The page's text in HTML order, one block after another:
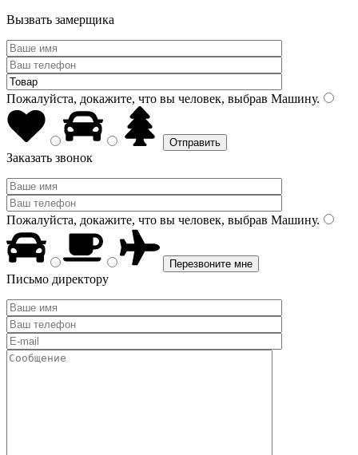
Вызвать замерщика
Пожалуйста, докажите, что вы человек, выбрав Машину.
Заказать звонок
Пожалуйста, докажите, что вы человек, выбрав Машину.
Письмо директору